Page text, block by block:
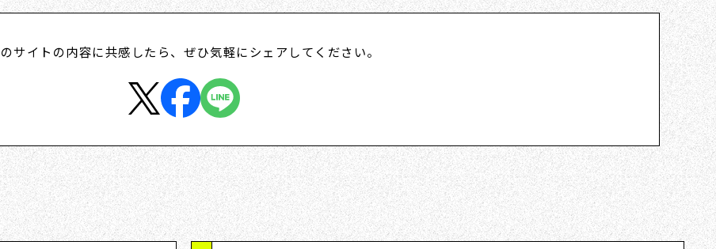
サイトの内容に共感したら、 ぜひ気軽にシェアしてください。